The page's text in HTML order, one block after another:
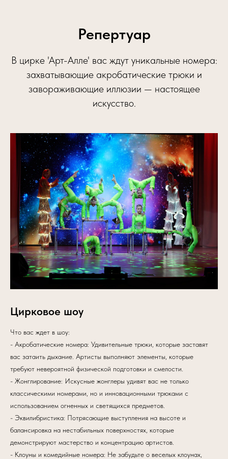
Репертуар
В цирке 'Арт-Алле' вас ждут уникальные номера:
захватывающие акробатические трюки и
завораживающие иллюзии — настоящее
искусство.
Цирковое шоу
Что вас ждет в шоу:
- Акробатические номера: Удивительные трюки, которые заставят
вас затаить дыхание. Артисты выполняют элементы, которые
требуют невероятной физической подготовки и смелости.
- Жонглирование: Искусные жонглеры удивят вас не только
классическими номерами, но и инновационными трюками с
использованием огненных и светящихся предметов.
- Эквилибристика: Потрясающие выступления на высоте и
балансировка на нестабильных поверхностях, которые
демонстрируют мастерство и концентрацию артистов.
- Клоуны и комедийные номера: Не забудьте о веселых клоунах,